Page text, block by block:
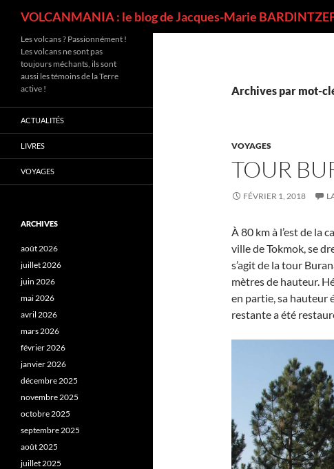
VOLCANMANIA : le blog de Jacques-Marie
Archives par mot-
VOYAGES
TOUR
FÉVRIER 1, 2018
À 80 km à l’est de la
ville de Tokmok, se
s’agit de la tour
mètres de hauteur.
en partie, sa hauteur
restante a été
Les volcans ? Passionnément !
Les volcans ne sont pas
toujours méchants, ils sont
aussi les témoins de la Terre
active !
ACTUALITÉS
LIVRES
VOYAGES
ARCHIVES
août 2026
juillet 2026
juin 2026
mai 2026
avril 2026
mars 2026
février 2026
janvier 2026
décembre 2025
novembre 2025
octobre 2025
septembre 2025
août 2025
juillet 2025